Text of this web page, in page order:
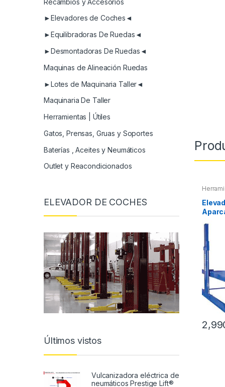
►Elevadores de Coches◄
►Equilibradoras De Ruedas◄
►Desmontadoras De Ruedas◄
Maquinas de Alineación Ruedas
►Lotes de Maquinaria Taller◄
Maquinaria De Taller
Herramientas | Útiles
Gatos, Prensas, Gruas y Soportes
Baterías , Aceites y Neumáticos
Outlet y Reacondicionados
ELEVADOR DE COCHES
Últimos vistos
Vulcanizadora eléctrica de
neumáticos Prestige Lift®